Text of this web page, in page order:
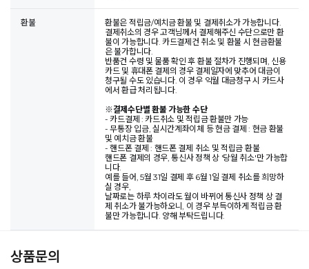
환불
환불은 적립금/예치금 환불 및 결제취소가 가능합니다.
결제취소의 경우 고객님께서 결제해주신 수단으로만 환
불이 가능합니다. 카드결제건 취소 및 환불 시 현금환불
은 불가합니다.
반품건 수령 및 물품 확인 후 환불 절차가 진행되며, 신용
카드 및 휴대폰 결제의 경우 결제일자에 맞추어 대금이
청구될 수도 있습니다. 이 경우 익월 대금청구 시 카드사
에서 환급 처리됩니다.
※결제수단별 환불 가능한 수단
- 카드결제 : 카드취소 및 적립금 환불만 가능
- 무통장 입금, 실시간계좌이체 등 현금 결제 : 현금 환불
및 예치금 환불
- 핸드폰 결제 : 핸드폰 결제 취소 및 적립금 환불
핸드폰 결제의 경우, 통신사 정책 상 '당월 취소'만 가능합
니다.
예를 들어, 5월 31일 결제 후 6월 1일 결제 취소를 희망하
실 경우,
날짜로는 하루 차이라도 월이 바뀌어 통신사 정책 상 결
제 취소가 불가능하오니, 이 경우 부득이하게 적립금 환
불만 가능합니다. 양해 부탁드립니다.
상품문의